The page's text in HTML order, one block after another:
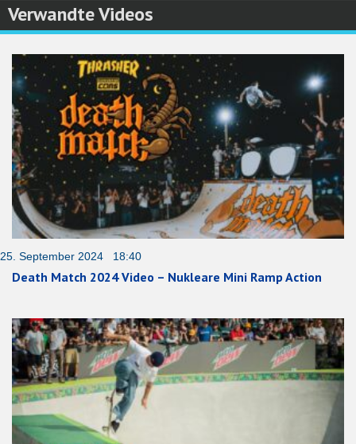
Verwandte Videos
25. September 2024 18:40
Death Match 2024 Video – Nukleare Mini Ramp Action